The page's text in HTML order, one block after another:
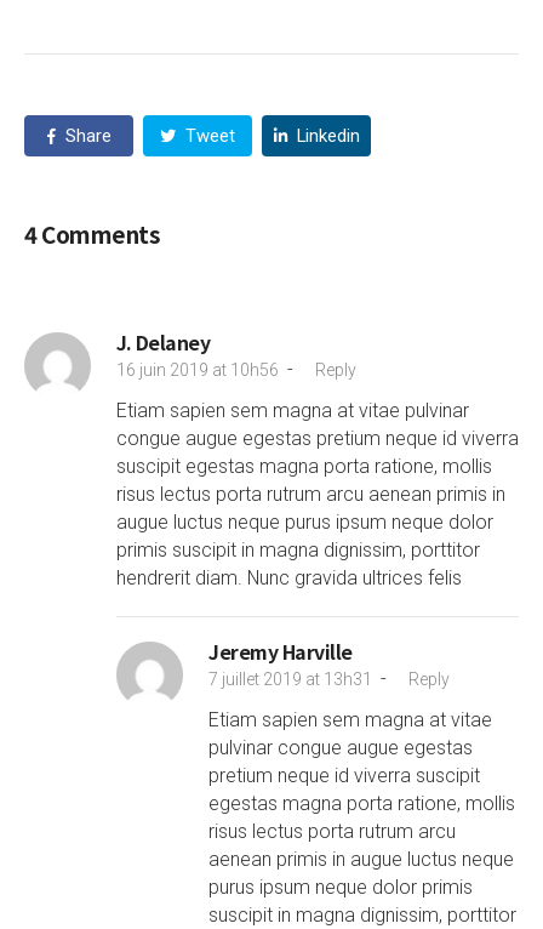
Share Tweet Linkedin
4Comments
J. Delaney
16 juin 2019 at 10h56 - Reply
Etiam sapien sem magna at vitae pulvinar
congue augue egestas pretium neque id viverra
suscipit egestas magna porta ratione, mollis
risus lectus porta rutrum arcu aenean primis in
augue luctus neque purus ipsum neque dolor
primis suscipit in magna dignissim, porttitor
hendrerit diam. Nunc gravida ultrices felis
Jeremy Harville
7 juillet 2019 at 13h31 - Reply
Etiam sapien sem magna at vitae
pulvinar congue augue egestas
pretium neque id viverra suscipit
egestas magna porta ratione, mollis
risus lectus porta rutrum arcu
aenean primis in augue luctus neque
purus ipsum neque dolor primis
suscipit in magna dignissim, porttitor